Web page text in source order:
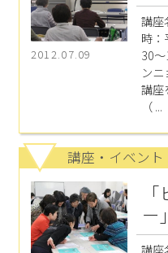
2012.07.09
講座
時
30
ン
講座
（ ...
講座・イベント
ー
講座